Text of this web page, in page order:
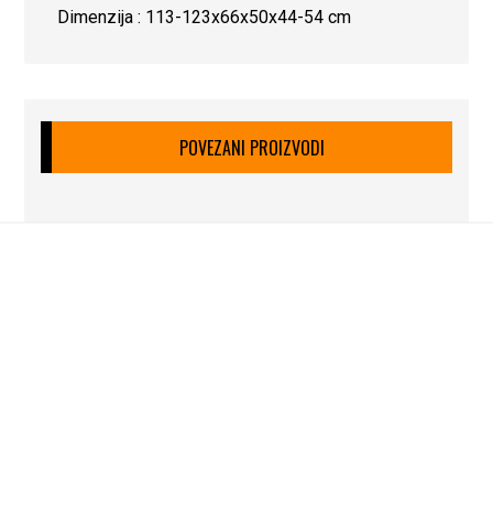
Dimenzija : 113-123x66x50x44-54 cm
POVEZANI PROIZVODI